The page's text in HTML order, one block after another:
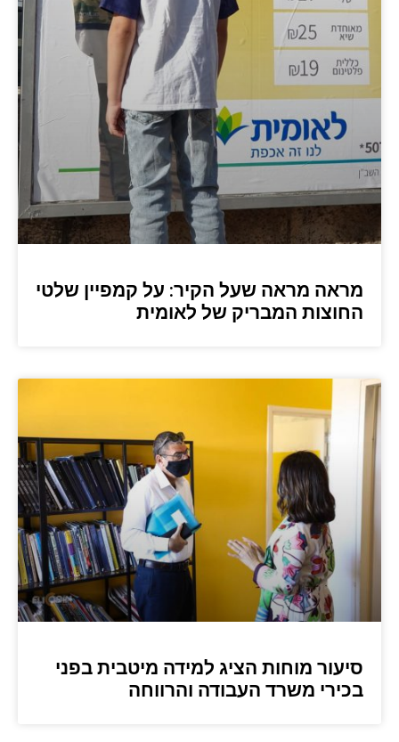
מראה מראה שעל הקיר: על קמפיין שלטי
החוצות המבריק של לאומית
סיעור מוחות הציג למידה מיטבית בפני
בכירי משרד העבודה והרווחה